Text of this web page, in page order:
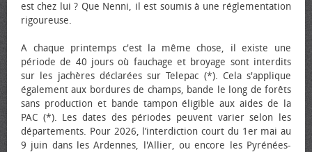
est chez lui ? Que Nenni, il est soumis à une réglementation
rigoureuse.
A chaque printemps c'est la même chose, il existe une
période de 40 jours où fauchage et broyage sont interdits
sur les jachères déclarées sur Telepac (*). Cela s'applique
également aux bordures de champs, bande le long de forêts
sans production et bande tampon éligible aux aides de la
PAC (*). Les dates des périodes peuvent varier selon les
départements. Pour 2026, l’interdiction court du 1er mai au
9 juin dans les Ardennes, l'Allier, ou encore les Pyrénées-